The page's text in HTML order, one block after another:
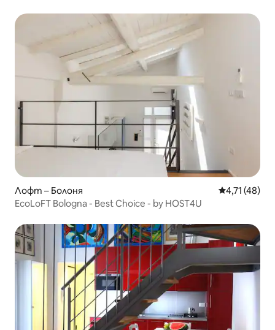
Лофт – Болоня Средна
4,71 (48)
EcoLoFT Bologna - Best Choice - by HOST4U